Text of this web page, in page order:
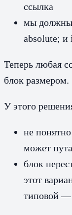
ссылка
мы должны
absolute; и
Теперь любая
блок размером.
У этого
не
может
блок
этот
типовой —